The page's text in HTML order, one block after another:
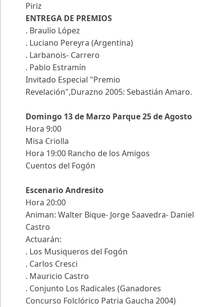
Piriz
ENTREGA DE PREMIOS
. Braulio López
. Luciano Pereyra (Argentina)
. Larbanois- Carrero
. Pablo Estramín
Invitado Especial "Premio
Revelación",Durazno 2005: Sebastián Amaro.
Domingo 13 de Marzo Parque 25 de Agosto
Hora 9:00
Misa Criolla
Hora 19:00 Rancho de los Amigos
Cuentos del Fogón
Escenario Andresito
Hora 20:00
Animan: Walter Bique- Jorge Saavedra- Daniel
Castro
Actuarán:
. Los Musiqueros del Fogón
. Carlos Cresci
. Mauricio Castro
. Conjunto Los Radicales (Ganadores
Concurso Folclórico Patria Gaucha 2004)